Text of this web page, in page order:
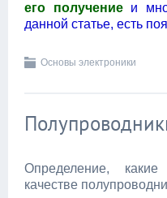
его получение
и
данной статье, есть
Основы электроники
Определение,
качестве